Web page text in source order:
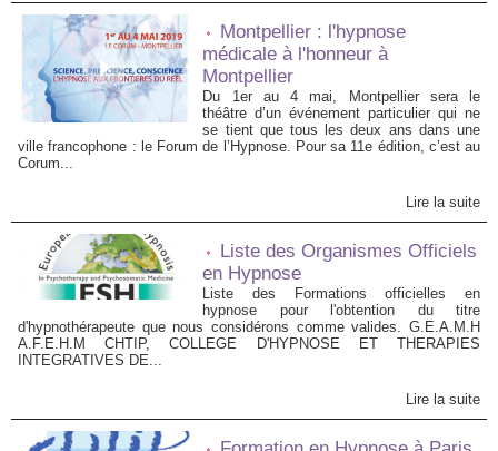
Montpellier : l'hypnose
médicale à l'honneur à
Montpellier
Du 1er au 4 mai, Montpellier sera le
théâtre d’un événement particulier qui ne
se tient que tous les deux ans dans une
ville francophone : le Forum de l’Hypnose. Pour sa 11e édition, c’est au
Corum...
Lire la suite
Liste des Organismes Officiels
en Hypnose
Liste des Formations officielles en
hypnose pour l'obtention du titre
d'hypnothérapeute que nous considérons comme valides. G.E.A.M.H
A.F.E.H.M CHTIP, COLLEGE D'HYPNOSE ET THERAPIES
INTEGRATIVES DE...
Lire la suite